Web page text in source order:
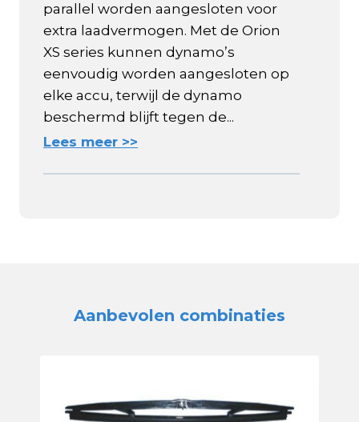
parallel worden aangesloten voor
extra laadvermogen. Met de Orion
XS series kunnen dynamo’s
eenvoudig worden aangesloten op
elke accu, terwijl de dynamo
beschermd blijft tegen de...
Lees meer >>
Aanbevolen combinaties